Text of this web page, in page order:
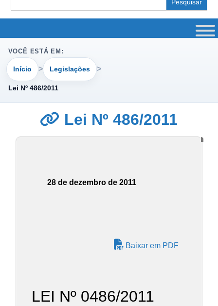
for:
VOCÊ ESTÁ EM:
Início Legislações
Lei Nº 486/2011
Lei Nº 486/2011
28 de dezembro de 2011
Baixar em PDF
LEI Nº 0486/2011